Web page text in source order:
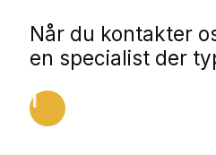
Når du kontakter
en specialist der
1